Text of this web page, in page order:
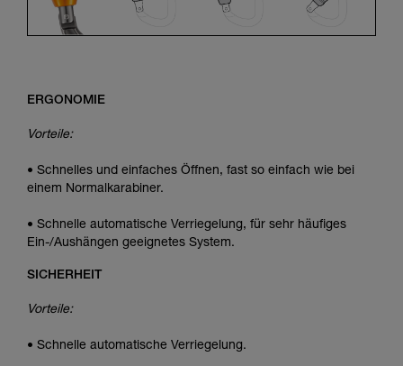
ERGONOMIE
Vorteile:
• Schnelles und einfaches Öffnen, fast so einfach wie bei
einem Normalkarabiner.
• Schnelle automatische Verriegelung, für sehr häufiges
Ein-/Aushängen geeignetes System.
SICHERHEIT
Vorteile:
• Schnelle automatische Verriegelung.